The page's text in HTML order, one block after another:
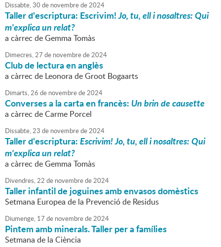
Dissabte,30 de novembrede2024
Taller d'escriptura: Escrivim!Jo, tu, ell i nosaltres: Qui
m'explica un relat?
a càrrec de Gemma Tomàs
Dimecres,27 de novembrede2024
Club de lectura en anglès
a càrrec de Leonora de Groot Bogaarts
Dimarts,26 de novembrede2024
Converses a la carta en francès: Un brin de causette
a càrrec de Carme Porcel
Dissabte,23 de novembrede2024
Taller d'escriptura:Escrivim! Jo, tu, ell i nosaltres: Qui
m'explica un relat?
a càrrec de Gemma Tomàs
Divendres,22 de novembrede2024
Taller infantil de joguines amb envasos domèstics
Setmana Europea de la Prevenció de Residus
Diumenge, 17 de novembrede2024
Pintem amb minerals. Taller per a famílies
Setmana de la Ciència